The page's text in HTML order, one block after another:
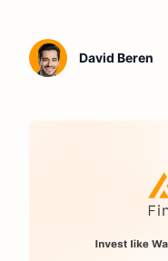
David Beren